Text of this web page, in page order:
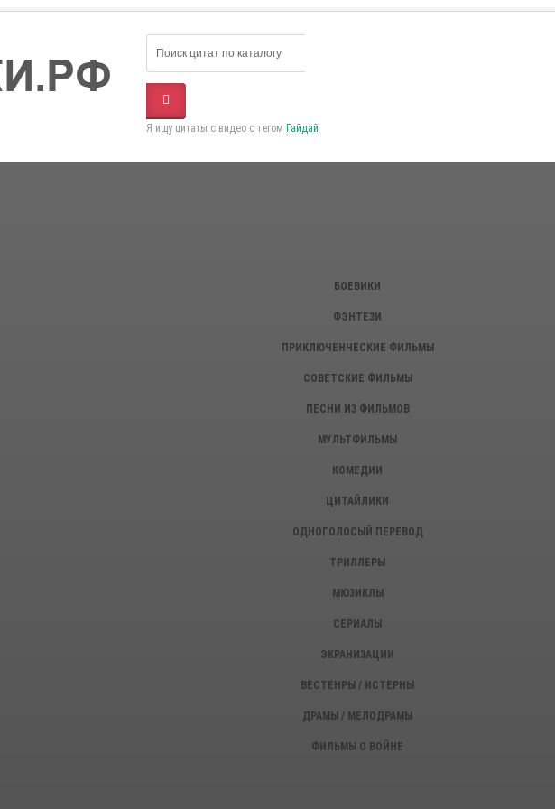
Я ищу цитаты с видео с тегом Гайдай
БОЕВИКИ
ФЭНТЕЗИ
ПРИКЛЮЧЕНЧЕСКИЕ ФИЛЬМЫ
СОВЕТСКИЕ ФИЛЬМЫ
ПЕСНИ ИЗ ФИЛЬМОВ
МУЛЬТФИЛЬМЫ
КОМЕДИИ
ЦИТАЙЛИКИ
ОДНОГОЛОСЫЙ ПЕРЕВОД
ТРИЛЛЕРЫ
МЮЗИКЛЫ
СЕРИАЛЫ
ЭКРАНИЗАЦИИ
ВЕСТЕНРЫ / ИСТЕРНЫ
ДРАМЫ / МЕЛОДРАМЫ
ФИЛЬМЫ О ВОЙНЕ